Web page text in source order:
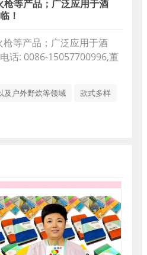
枪等产品；广泛应用于酒
！
等产品；广泛应用于酒
话: 0086-15057700996,董
及户外野炊等领域
款式多样